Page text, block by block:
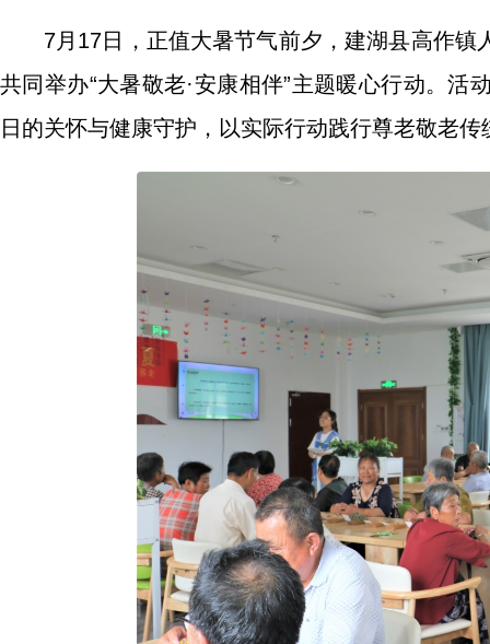
7月17日，正值大暑节气前夕，建湖县高作
共同举办“大暑敬老·安康相伴”主题暖心行动。
日的关怀与健康守护，以实际行动践行尊老敬老传